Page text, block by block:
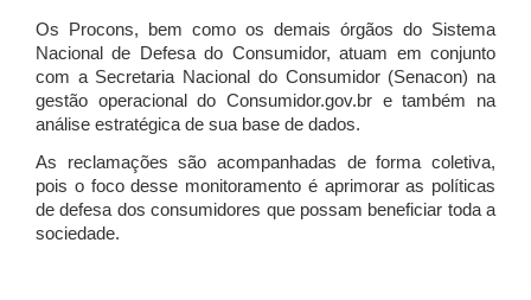
Os Procons, bem como os demais órgãos do Sistema
Nacional de Defesa do Consumidor, atuam em conjunto
com a Secretaria Nacional do Consumidor (Senacon) na
gestão operacional do Consumidor.gov.br e também na
análise estratégica de sua base de dados.
As reclamações são acompanhadas de forma coletiva,
pois o foco desse monitoramento é aprimorar as políticas
de defesa dos consumidores que possam beneficiar toda a
sociedade.